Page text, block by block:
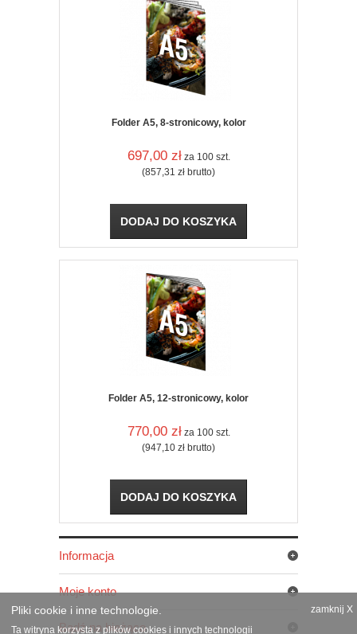
Folder A5, 8-stronicowy, kolor
697,00 złza 100 szt.
(857,31 zł brutto)
DODAJ DO KOSZYKA
Folder A5, 12-stronicowy, kolor
770,00 złza 100 szt.
(947,10 zł brutto)
DODAJ DO KOSZYKA
Informacja
Moje konto
Bądź na bieżąco
zamknij X
Pliki cookie i inne technologie.
Ta witryna korzysta z plików cookies i innych technologii